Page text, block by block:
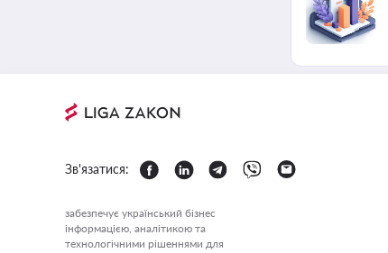
Зв'язатися:
забезпечує український бізнес
інформацією, аналітикою та
технологічними рішеннями для